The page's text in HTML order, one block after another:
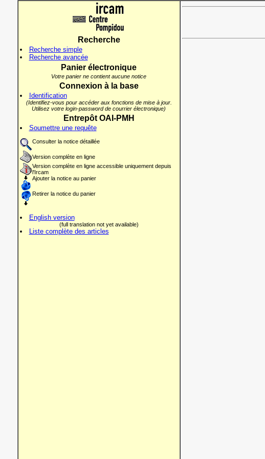
Recherche
Recherche simple
Recherche avancée
Panier électronique
Votre panier ne contient aucune notice
Connexion à la base
Identification
(Identifiez-vous pour accéder aux fonctions de mise à jour.
Utilisez votre login-password de courrier électronique)
Entrepôt OAI-PMH
Soumettre une requête
Consulter la notice détaillée
Version complète en ligne
Version complète en ligne accessible uniquement depuis
l'Ircam
Ajouter la notice au panier
Retirer la notice du panier
English version
(full translation not yet available)
Liste complète des articles